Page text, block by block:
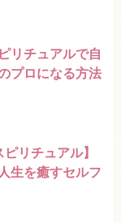
リチュアルで自
プロになる方法
ピリチュアル】
生を癒すセルフ